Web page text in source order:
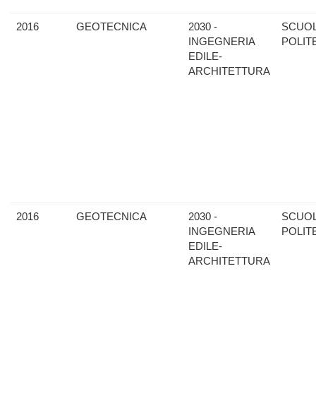
2016 GEOTECNICA
2030 -
INGEGNERIA
EDILE-
ARCHITETTURA
2016 GEOTECNICA
2030 -
INGEGNERIA
EDILE-
ARCHITETTURA